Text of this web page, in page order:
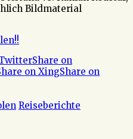
Bildmaterial
Share on
on XingShare on
Reiseberichte